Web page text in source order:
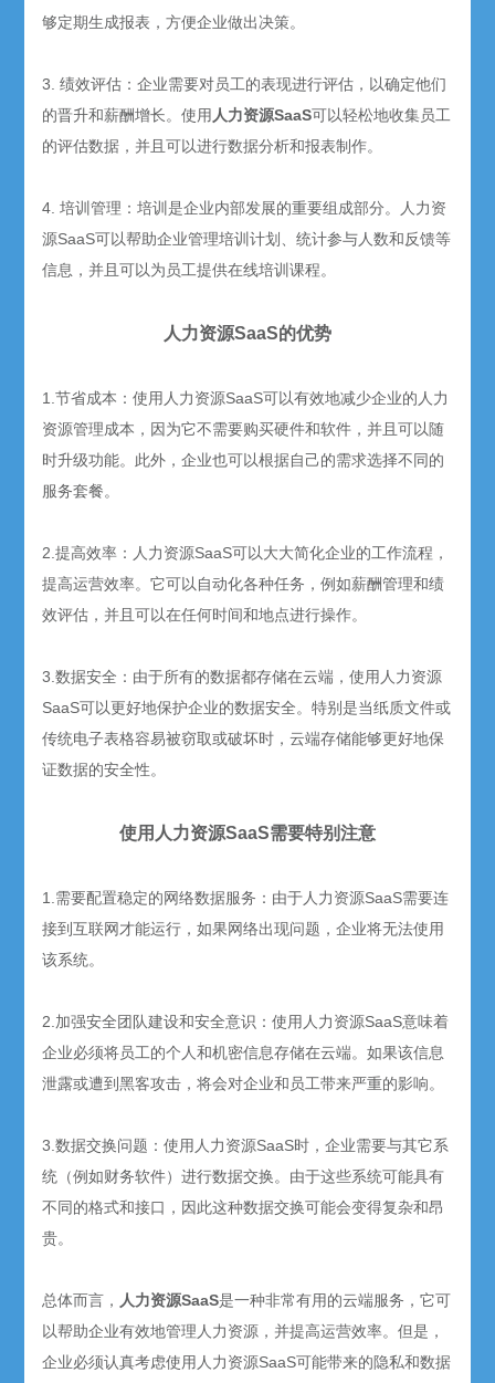
够定期生成报表，方便企业做出决策。
3.绩效评估：企业需要对员工的表现进行评估，以确定他们
的晋升和薪酬增长。使用 人力资源SaaS可以轻松地收集员工
的评估数据，并且可以进行数据分析和报表制作。
4.培训管理：培训是企业内部发展的重要组成部分。人力资
源SaaS可以帮助企业管理培训计划、统计参与人数和反馈等
信息，并且可以为员工提供在线培训课程。
人力资源SaaS的优势
1.节省成本：使用人力资源SaaS可以有效地减少企业的人力
资源管理成本，因为它不需要购买硬件和软件，并且可以随
时升级功能。此外，企业也可以根据自己的需求选择不同的
服务套餐。
2.提高效率：人力资源SaaS可以大大简化企业的工作流程，
提高运营效率。它可以自动化各种任务，例如薪酬管理和绩
效评估，并且可以在任何时间和地点进行操作。
3.数据安全：由于所有的数据都存储在云端，使用人力资源
SaaS可以更好地保护企业的数据安全。特别是当纸质文件或
传统电子表格容易被窃取或破坏时，云端存储能够更好地保
证数据的安全性。
使用人力资源SaaS需要特别注意
1.需要配置稳定的网络数据服务：由于人力资源SaaS需要连
接到互联网才能运行，如果网络出现问题，企业将无法使用
该系统。
2.加强安全团队建设和安全意识：使用人力资源SaaS意味着
企业必须将员工的个人和机密信息存储在云端。如果该信息
泄露或遭到黑客攻击，将会对企业和员工带来严重的影响。
3.数据交换问题：使用人力资源SaaS时，企业需要与其它系
统（例如财务软件）进行数据交换。由于这些系统可能具有
不同的格式和接口，因此这种数据交换可能会变得复杂和昂
贵。
总体而言， 人力资源SaaS是一种非常有用的云端服务，它可
以帮助企业有效地管理人力资源，并提高运营效率。但是，
企业必须认真考虑使用人力资源SaaS可能带来的隐私和数据